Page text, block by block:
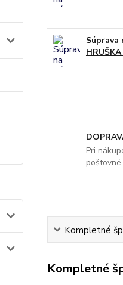
Pri
Kompletné
Kompletné